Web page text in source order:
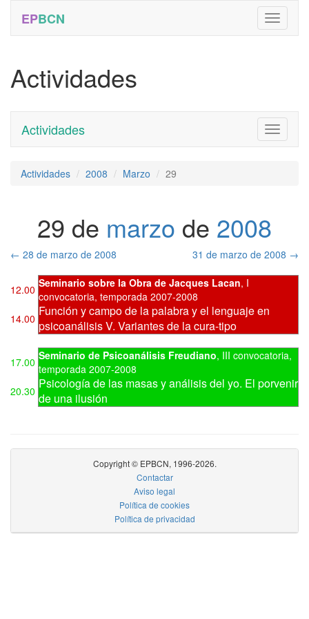
EPBCN
Actividades
Toggle
Actividades
Actividades 2008 Marzo 29
29 de marzo de 2008
← 28 de marzo de 2008 31 de marzo de 2008 →
12.00 Seminario sobre la Obra de Jacques Lacan, I
convocatoria, temporada 2007-2008
Función y campo de la palabra y el lenguaje en
psicoanálisis V. Variantes de la cura-tipo
14.00
17.00 Seminario de Psicoanálisis Freudiano, III convocatoria,
temporada 2007-2008
Psicología de las masas y análisis del yo. El porvenir
de una ilusión
20.30
Copyright © EPBCN, 1996-2026.
Contactar
Aviso legal
Política de cookies
Política de privacidad